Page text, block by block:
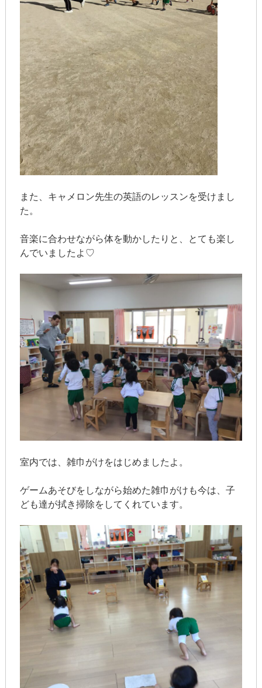
また、キャメロン先生の英語のレッスンを受けまし
た。
音楽に合わせながら体を動かしたりと、とても楽し
んでいましたよ♡
室内では、雑巾がけをはじめましたよ。
ゲームあそびをしながら始めた雑巾がけも今は、子
ども達が拭き掃除をしてくれています。